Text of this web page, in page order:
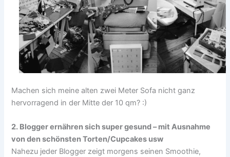
Machen sich meine alten zwei Meter Sofa nicht ganz
hervorragend in der Mitte der 10 qm? :)
2. Blogger ernähren sich super gesund – mit Ausnahme
von den schönsten Torten/Cupcakes usw
Nahezu jeder Blogger zeigt morgens seinen Smoothie,